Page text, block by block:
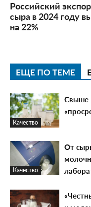
Российский
сыра в 2024 году
на 22%
ЕЩЕ ПО ТЕМЕ
Качество
Свыше
Качество
От